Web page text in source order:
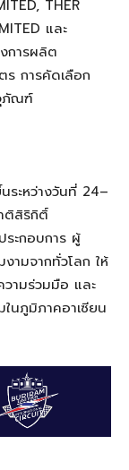
THER
และ
การผลิต
การคัดเลือก
ภัณฑ์
ระหว่างวันที่ 24–
ติสิริกิติ์
ะกอบการ ผู้
ามจากทั่วโลก ให้
วามร่วมมือ และ
นภูมิภาคอาเซียน